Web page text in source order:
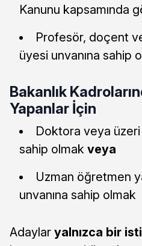
Kanunu kapsamında
Profesör, doçent
üyesi unvanına sahip
Bakanlık
Yapanlar İçin
Doktora veya
sahip olmak veya
Uzman öğretmen
unvanına sahip olmak
Adaylar yalnızca bir